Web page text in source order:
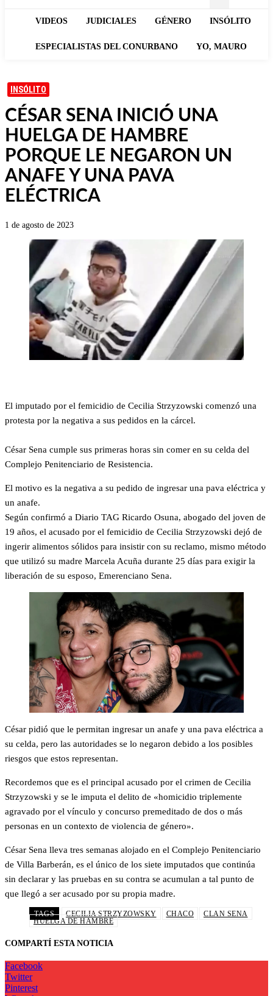
VIDEOS JUDICIALES GÉNERO INSÓLITO
ESPECIALISTAS DEL CONURBANO YO, MAURO
INSÓLITO
CÉSAR SENA INICIÓ UNA
HUELGA DE HAMBRE
PORQUE LE NEGARON UN
ANAFE Y UNA PAVA
ELÉCTRICA
1 de agosto de 2023
El imputado por el femicidio de Cecilia Strzyzowski comenzó una
protesta por la negativa a sus pedidos en la cárcel.
César Sena cumple sus primeras horas sin comer en su celda del
Complejo Penitenciario de Resistencia.
El motivo es la negativa a su pedido de ingresar una pava eléctrica y
un anafe.
Según confirmó a Diario TAG Ricardo Osuna, abogado del joven de
19 años, el acusado por el femicidio de Cecilia Strzyzowski dejó de
ingerir alimentos sólidos para insistir con su reclamo, mismo método
que utilizó su madre Marcela Acuña durante 25 días para exigir la
liberación de su esposo, Emerenciano Sena.
César pidió que le permitan ingresar un anafe y una pava eléctrica a
su celda, pero las autoridades se lo negaron debido a los posibles
riesgos que estos representan.
Recordemos que es el principal acusado por el crimen de Cecilia
Strzyzowski y se le imputa el delito de «homicidio triplemente
agravado por el vínculo y concurso premeditado de dos o más
personas en un contexto de violencia de género».
César Sena lleva tres semanas alojado en el Complejo Penitenciario
de Villa Barberán, es el único de los siete imputados que continúa
sin declarar y las pruebas en su contra se acumulan a tal punto de
que llegó a ser acusado por su propia madre.
TAGS CECILIA STRZYZOWSKY CHACO
CLAN SENA
HUELGA DE HAMBRE
COMPARTÍ ESTA NOTICIA
Facebook
Twitter
Pinterest